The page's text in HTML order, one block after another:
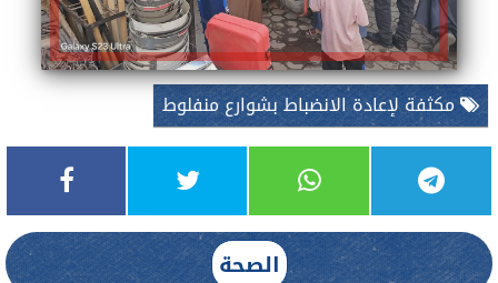
مكثفة لإعادة الانضباط بشوارع منفلوط
الصحة